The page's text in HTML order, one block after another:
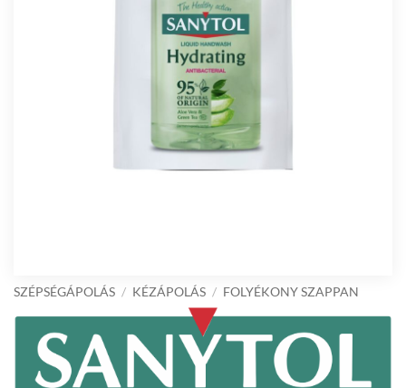
SZÉPSÉGÁPOLÁS / KÉZÁPOLÁS / FOLYÉKONY SZAPPAN